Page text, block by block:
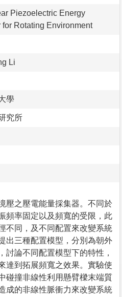
Piezoelectric Energy
for Rotating Environment
Li
學
究所
壓之壓電能量採集器。不同於
頻率固定以及頻寬的受限，此
不同，及不同配置來改變系統
出三種配置模型，分別為朝外
討論不同配置模型下的特性，
達到拓展頻寬之效果。實驗使
碰撞非線性利用懸臂樑末端質
成的非線性脈衝力來改變系統